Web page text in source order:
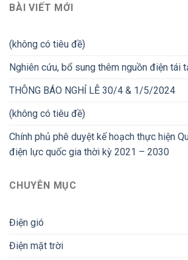
BÀI VIẾT MỚI
(không có tiêu đề)
Nghiên cứu, bổ sung thêm nguồn điện tái
THÔNG BÁO NGHỈ LỄ 30/4 & 1/5/2024
(không có tiêu đề)
Chính phủ phê duyệt kế hoạch thực hiện
điện lực quốc gia thời kỳ 2021 – 2030
CHUYÊN MỤC
Điện gió
Điện mặt trời